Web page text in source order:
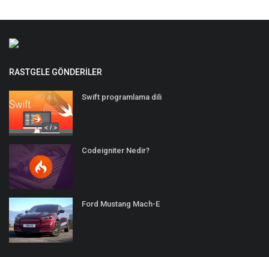
RASTGELE GÖNDERILER
Swift programlama dili
Codeigniter Nedir?
Ford Mustang Mach-E